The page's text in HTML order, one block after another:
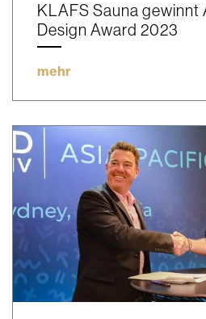
KLAFS Sauna
Design Award 2023
mehr